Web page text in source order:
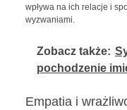
wpływa na ich relacje i
wyzwaniami.
Zobacz także:
pochodzenie
Empatia i